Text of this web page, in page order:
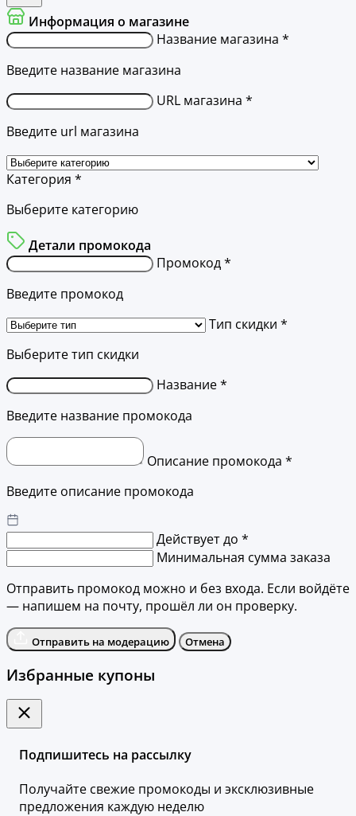
Информация о магазине
Название магазина *
Введите название магазина
URL магазина *
Введите url магазина
Категория *
Выберите категорию
Детали промокода
Промокод *
Введите промокод
Тип скидки *
Выберите тип скидки
Название *
Введите название промокода
Описание промокода *
Введите описание промокода
Действует до *
Минимальная сумма заказа
Отправить промокод можно и без входа. Если войдёте
— напишем на почту, прошёл ли он проверку.
Отправить на модерацию Отмена
Избранные купоны
Подпишитесь на рассылку
Получайте свежие промокоды и эксклюзивные
предложения каждую неделю